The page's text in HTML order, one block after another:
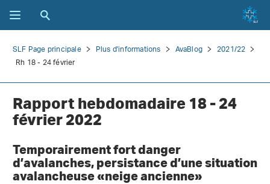
SLF Page principale Plus d'informations AvaBlog
2021/22
Rh 18 - 24 février
Rapport hebdomadaire 18 - 24
février 2022
Temporairement fort danger
d’avalanches, persistance d’une situation
avalancheuse «neige ancienne»